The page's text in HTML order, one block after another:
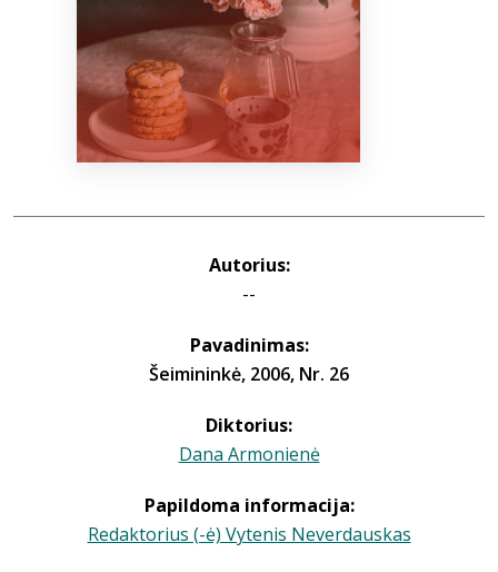
+370 667 80 541
info@elvislab.lt
Autorius:
--
Pavadinimas:
Šeimininkė, 2006, Nr. 26
Diktorius:
Dana Armonienė
Papildoma informacija:
Redaktorius (-ė) Vytenis Neverdauskas